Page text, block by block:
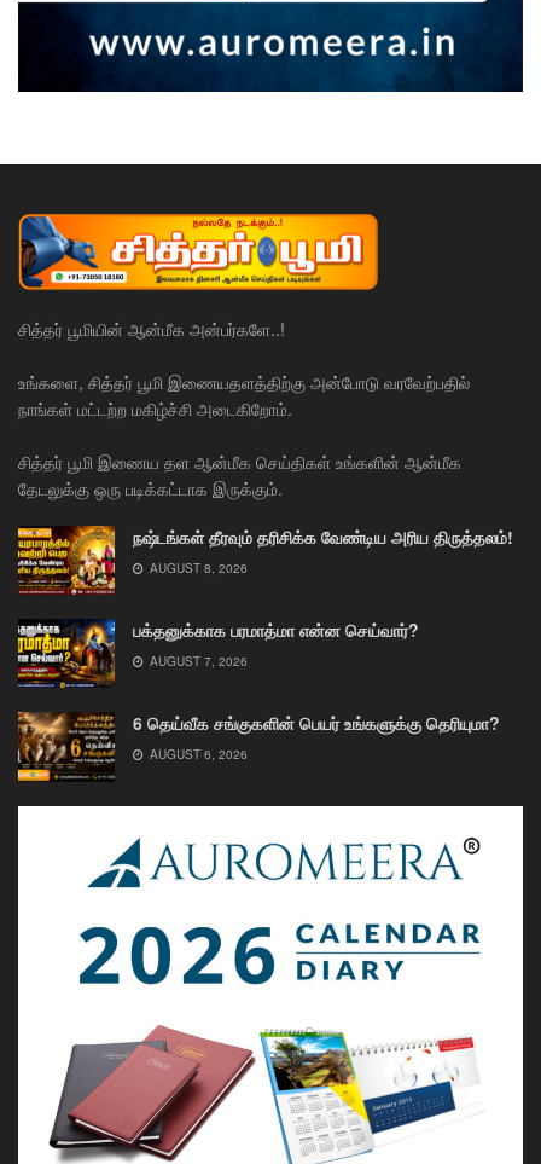
சித்தர் பூமியின் ஆன்மீக அன்பர்களே..!
உங்களை, சித்தர் பூமி இணையதளத்திற்கு அன்போடு வரவேற்பதில்
நாங்கள் மட்டற்ற மகிழ்ச்சி அடைகிறோம்.
சித்தர் பூமி இணைய தள ஆன்மீக செய்திகள் உங்களின் ஆன்மீக
தேடலுக்கு ஒரு படிக்கட்டாக இருக்கும்.
நஷ்டங்கள் தீரவும் தரிசிக்க வேண்டிய அரிய திருத்தலம்!
AUGUST 8, 2026
பக்தனுக்காக பரமாத்மா என்ன செய்வார்?
AUGUST 7, 2026
6 தெய்வீக சங்குகளின் பெயர் உங்களுக்கு தெரியுமா?
AUGUST 6, 2026